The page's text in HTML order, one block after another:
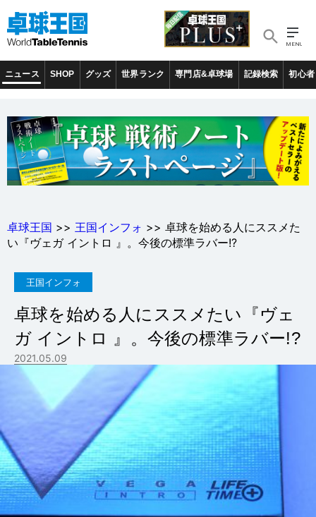
ニュース SHOP グッズ 世界ランク 専門店&卓球場 記録検索 初心者
卓球王国 >> 王国インフォ >> 卓球を始める人にススメた
い『ヴェガ イントロ 』。今後の標準ラバー!?
王国インフォ
卓球を始める人にススメたい『ヴェ
ガ イントロ 』。今後の標準ラバー!?
2021.05.09